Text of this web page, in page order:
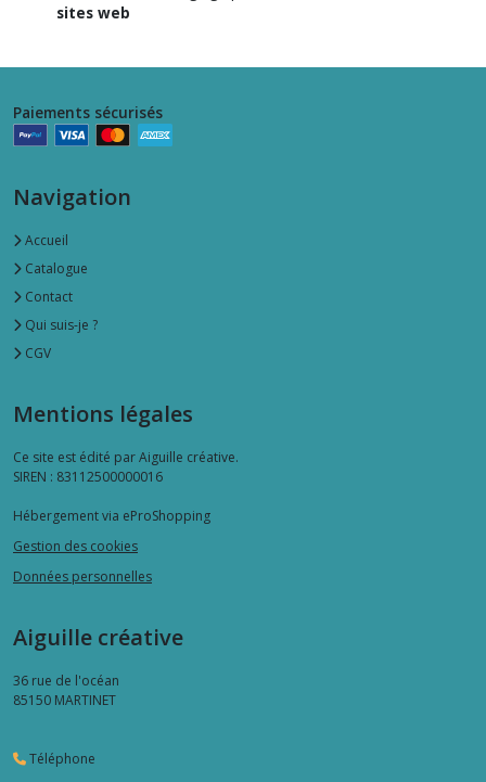
sites web
Paiements sécurisés
Navigation
Accueil
Catalogue
Contact
Qui suis-je ?
CGV
Mentions légales
Ce site est édité par Aiguille créative.
SIREN : 83112500000016
Hébergement via eProShopping
Gestion des cookies
Données personnelles
Aiguille créative
36 rue de l'océan
85150 MARTINET
Téléphone